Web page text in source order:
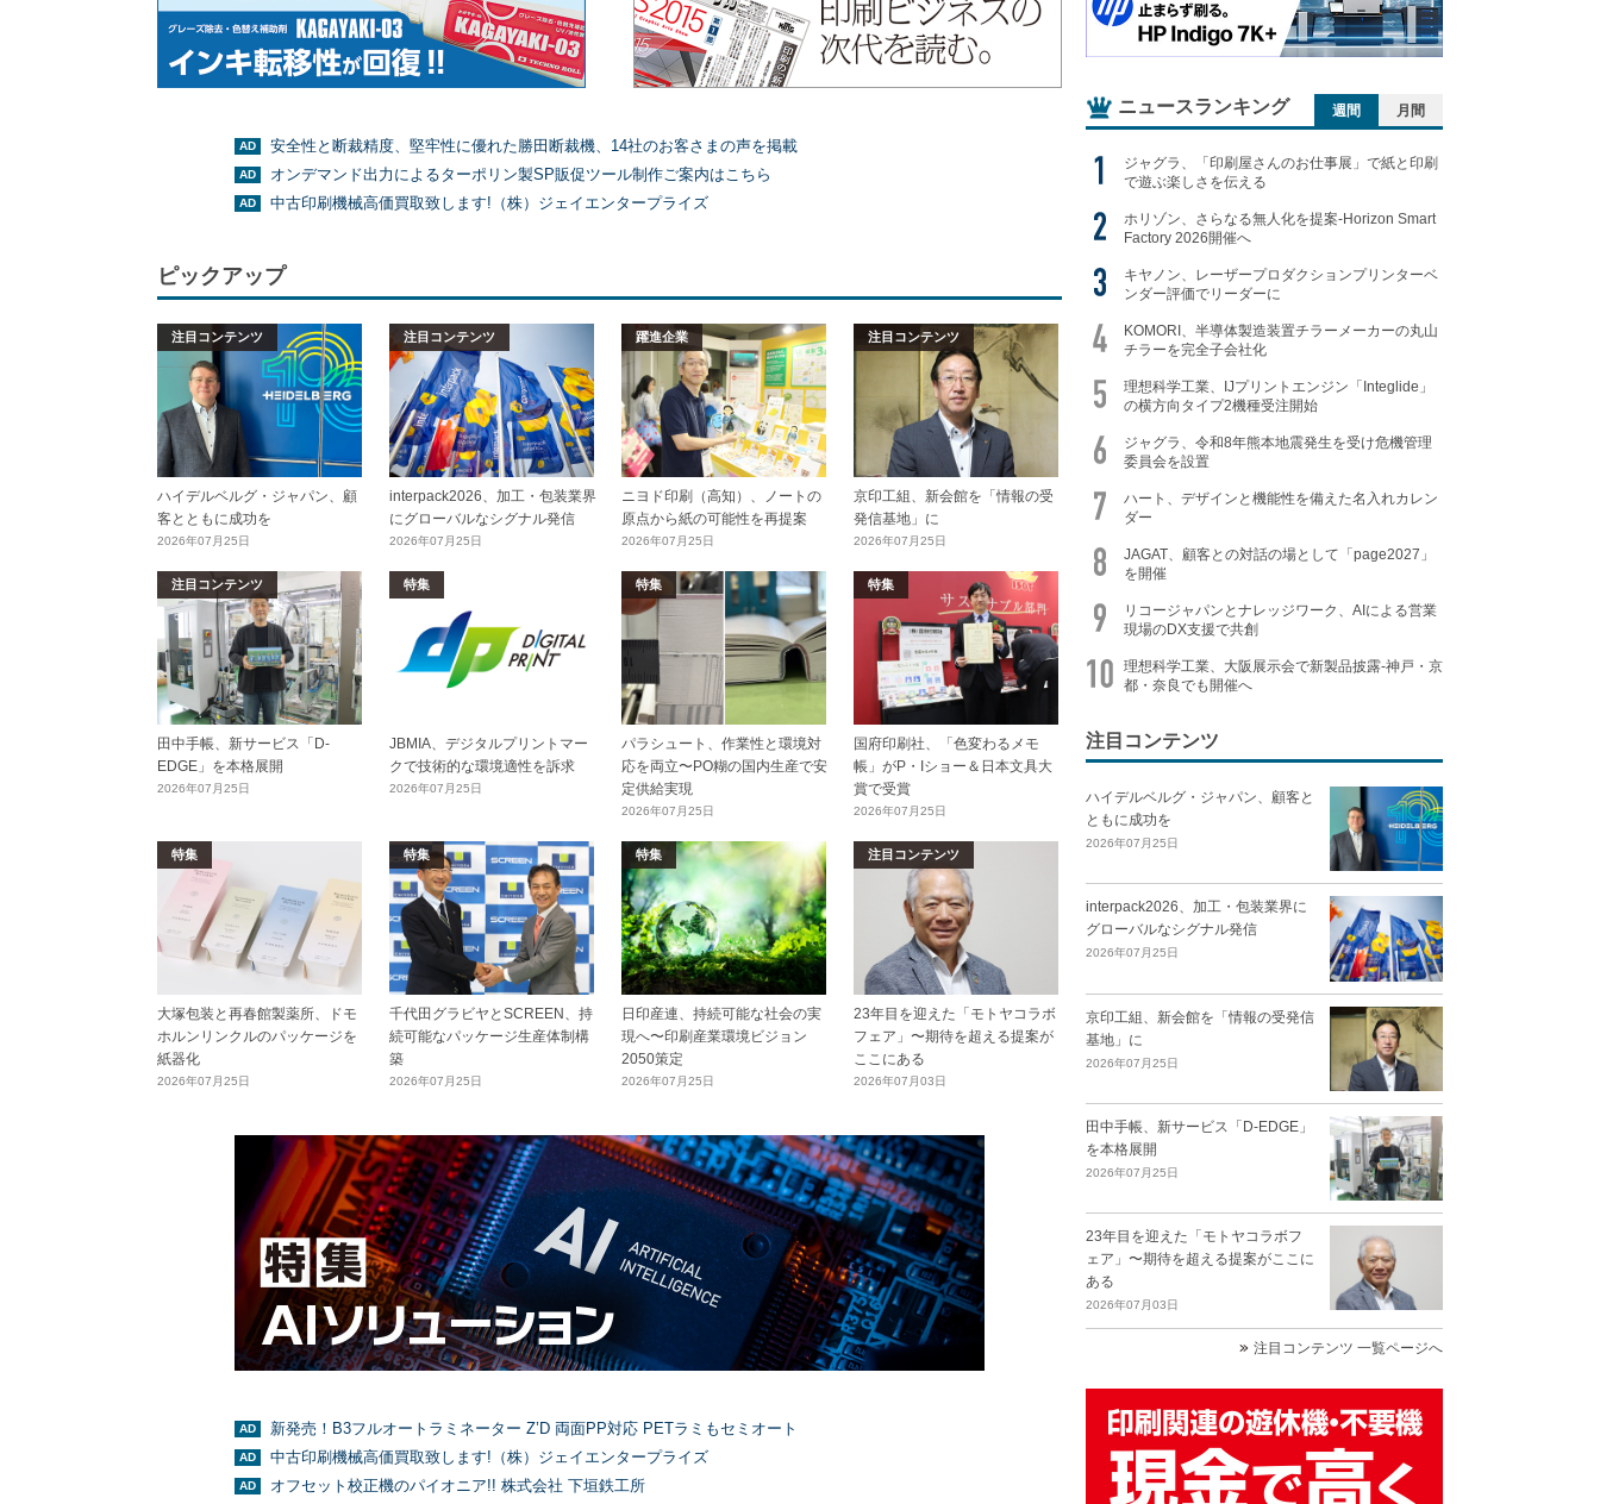
安全性と断裁精度、堅牢性に優れた勝田断裁機、14社のお客さまの声を掲載
オンデマンド出力によるターポリン製SP販促ツール制作ご案内はこちら
中古印刷機械高価買取致します!（株）ジェイエンタープライズ
ピックアップ
注目コンテンツ
ハイデルベルグ・ジャパン、顧
客とともに成功を
2026年07月25日
注目コンテンツ
interpack2026、加工・包装業界
にグローバルなシグナル発信
2026年07月25日
躍進企業
ニヨド印刷（高知）、ノートの
原点から紙の可能性を再提案
2026年07月25日
注目コンテンツ
京印工組、新会館を「情報の受
発信基地」に
2026年07月25日
注目コンテンツ
田中手帳、新サービス「D-
EDGE」を本格展開
2026年07月25日
特集
JBMIA、デジタルプリントマー
クで技術的な環境適性を訴求
2026年07月25日
特集
パラシュート、作業性と環境対
応を両立〜PO糊の国内生産で安
定供給実現
2026年07月25日
特集
国府印刷社、「色変わるメモ
帳」がP・Iショー＆日本文具大
賞で受賞
2026年07月25日
特集
大塚包装と再春館製薬所、ドモ
ホルンリンクルのパッケージを
紙器化
2026年07月25日
特集
千代田グラビヤとSCREEN、持
続可能なパッケージ生産体制構
築
2026年07月25日
特集
日印産連、持続可能な社会の実
現へ〜印刷産業環境ビジョン
2050策定
2026年07月25日
注目コンテンツ
23年目を迎えた「モトヤコラボ
フェア」〜期待を超える提案が
ここにある
2026年07月03日
新発売！B3フルオートラミネーター Z’D 両面PP対応 PETラミもセミオート
中古印刷機械高価買取致します!（株）ジェイエンタープライズ
オフセット校正機のパイオニア!! 株式会社 下垣鉄工所
ニュースランキング 週間 月間
ジャグラ、「印刷屋さんのお仕事展」で紙と印刷
で遊ぶ楽しさを伝える
ホリゾン、さらなる無人化を提案-Horizon Smart
Factory 2026開催へ
キヤノン、レーザープロダクションプリンターベ
ンダー評価でリーダーに
KOMORI、半導体製造装置チラーメーカーの丸山
チラーを完全子会社化
理想科学工業、IJプリントエンジン「Integlide」
の横方向タイプ2機種受注開始
ジャグラ、令和8年熊本地震発生を受け危機管理
委員会を設置
ハート、デザインと機能性を備えた名入れカレン
ダー
JAGAT、顧客との対話の場として「page2027」
を開催
リコージャパンとナレッジワーク、AIによる営業
現場のDX支援で共創
理想科学工業、大阪展示会で新製品披露-神戸・京
都・奈良でも開催へ
注目コンテンツ
ハイデルベルグ・ジャパン、顧客と
ともに成功を
2026年07月25日
interpack2026、加工・包装業界に
グローバルなシグナル発信
2026年07月25日
京印工組、新会館を「情報の受発信
基地」に
2026年07月25日
田中手帳、新サービス「D-EDGE」
を本格展開
2026年07月25日
23年目を迎えた「モトヤコラボフ
ェア」〜期待を超える提案がここに
ある
2026年07月03日
注目コンテンツ 一覧ページへ